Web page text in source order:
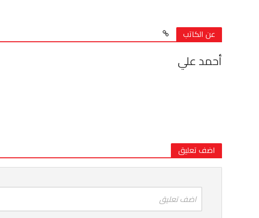
عن الكاتب
أحمد علي
اضف تعليق
اضف تعليق